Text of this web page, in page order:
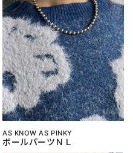
AS KNOW AS PINKY
ボールパーツＮＬ